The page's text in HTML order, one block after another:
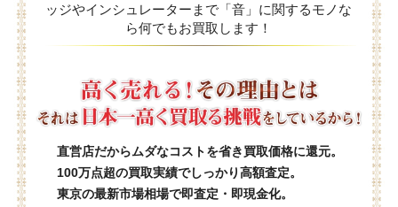
ッジやインシュレーターまで「音」に関するモノな
ら何でもお買取します！
直営店だからムダなコストを省き買取価格に還元。
100万点超の買取実績でしっかり高額査定。
東京の最新市場相場で即査定・即現金化。